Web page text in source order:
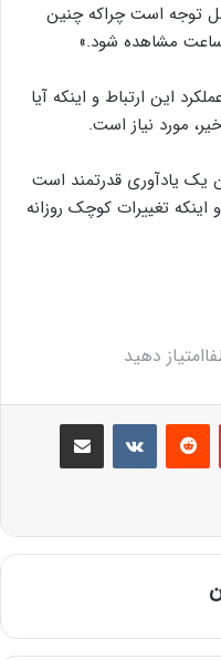
توجه است چراکه چنین
این ارتباط و اینکه آیا
مورد نیاز است.
یک یادآوری قدرتمند است
اینکه تغییرات کوچک روزانه
دهید
Pinterest
Reddit
VKontakte
Share via Email